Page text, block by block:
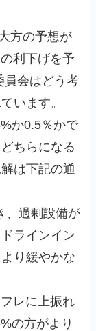
方の予想が
利下げを予
員会はどう考
います。
か0.5％かで
ちらになる
は下記の通
、過剰設備が
ラインイン
り緩やかな
レに上振れ
の方がより